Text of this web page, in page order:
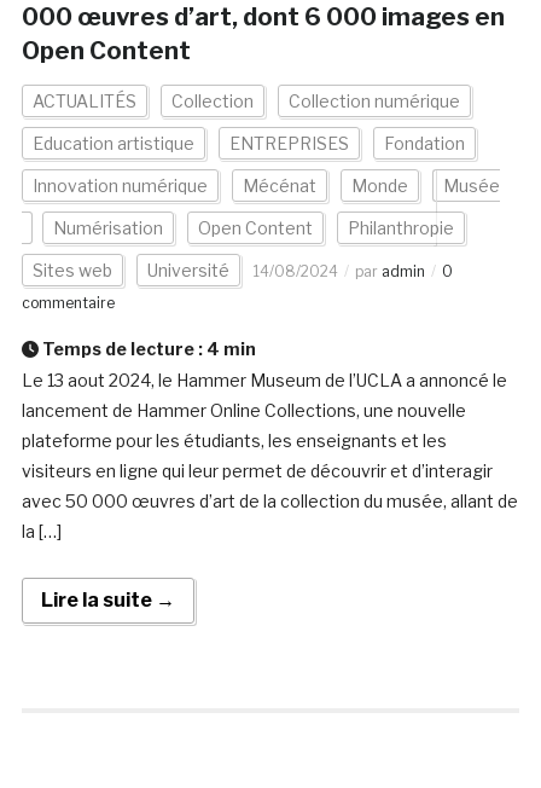
000 œuvres d’art, dont 6 000 images en
Open Content
ACTUALITÉS Collection Collection numérique
Education artistique ENTREPRISES Fondation
Innovation numérique Mécénat Monde Musée
Numérisation Open Content Philanthropie
Sites web Université 14/08/2024 par admin
0
commentaire
Temps de lecture : 4 min
Le 13 aout 2024, le Hammer Museum de l’UCLA a annoncé le
lancement de Hammer Online Collections, une nouvelle
plateforme pour les étudiants, les enseignants et les
visiteurs en ligne qui leur permet de découvrir et d’interagir
avec 50 000 œuvres d’art de la collection du musée, allant de
la […]
Lire la suite →